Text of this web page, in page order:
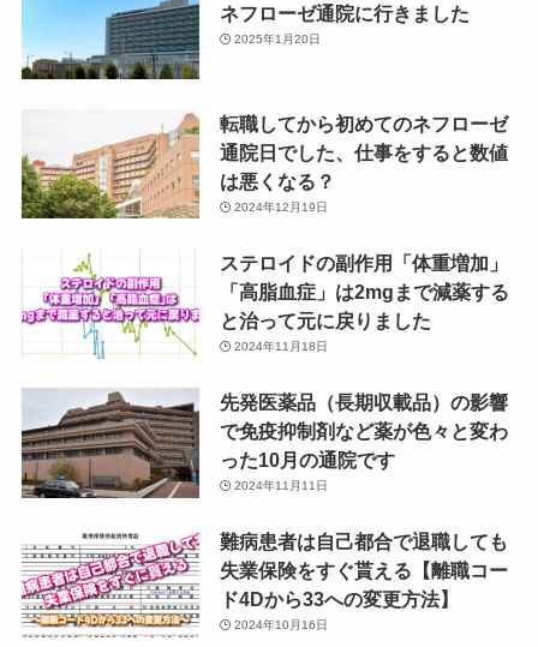
ネフローゼ通院に行きました
2025年1月20日
転職してから初めてのネフローゼ
通院日でした、仕事をすると数値
は悪くなる？
2024年12月19日
ステロイドの副作用「体重増加」
「高脂血症」は2mgまで減薬する
と治って元に戻りました
2024年11月18日
先発医薬品（長期収載品）の影響
で免疫抑制剤など薬が色々と変わ
った10月の通院です
2024年11月11日
難病患者は自己都合で退職しても
失業保険をすぐ貰える【離職コー
ド4Dから33への変更方法】
2024年10月16日